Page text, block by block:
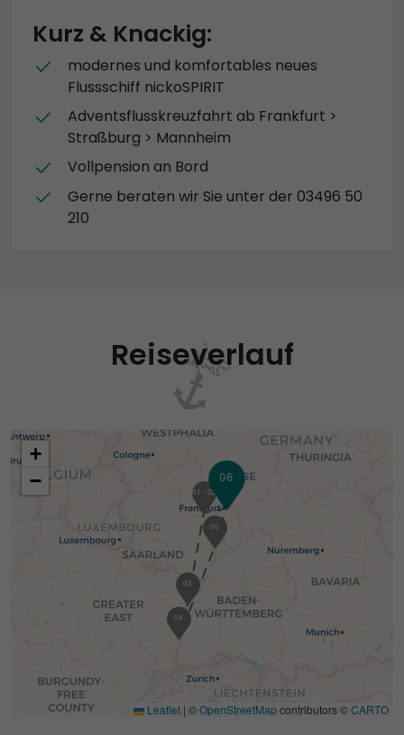
Kurz & Knackig:
modernes und komfortables neues
Flussschiff nickoSPIRIT
Adventsflusskreuzfahrt ab Frankfurt >
Straßburg > Mannheim
Vollpension an Bord
Gerne beraten wir Sie unter der 03496 50
210
Reiseverlauf
01 - 02
03
04
05
06
+
−
Leaflet | ©OpenStreetMapcontributors ©CARTO